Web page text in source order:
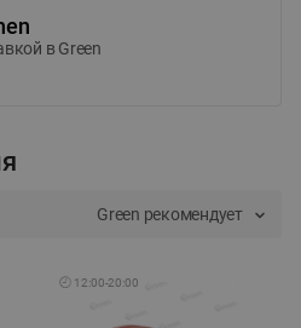
в Green
Green рекомендует
🕘 12:00-20:00